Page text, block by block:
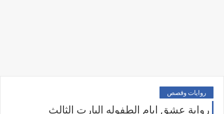
روايات وقصص
رواية عشق ايام الطفوله البارت الثالث